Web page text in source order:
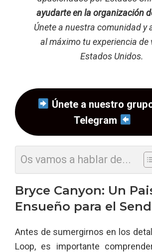
ayudarte en la organización
Únete a nuestra comunidad y
al máximo tu experiencia de
Estados Unidos.
Únete a nuestro
Telegram
Os vamos a hablar de...
Bryce Canyon: Un
Ensueño para el
Antes de sumergirnos en los
Loop, es importante